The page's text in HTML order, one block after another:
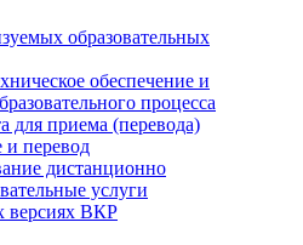
образовательных
обеспечение и
процесса
для приема (перевода)
и перевод
дистанционно
услуги
версиях ВКР